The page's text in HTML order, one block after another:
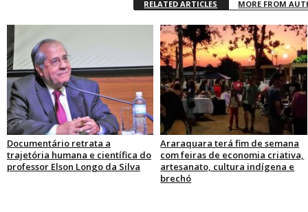
RELATED ARTICLES MORE FROM
Documentário retrata a
trajetória humana e científica do
professor Elson Longo da Silva
Araraquara terá fim de semana
com feiras de economia criativa,
artesanato, cultura indígena e
brechó